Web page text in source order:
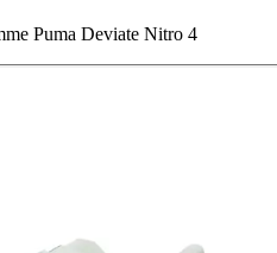
Puma Deviate Nitro 4